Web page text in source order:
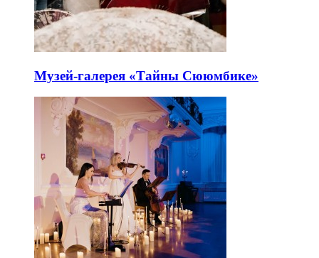
Музей-галерея «Тайны Сююмбике»